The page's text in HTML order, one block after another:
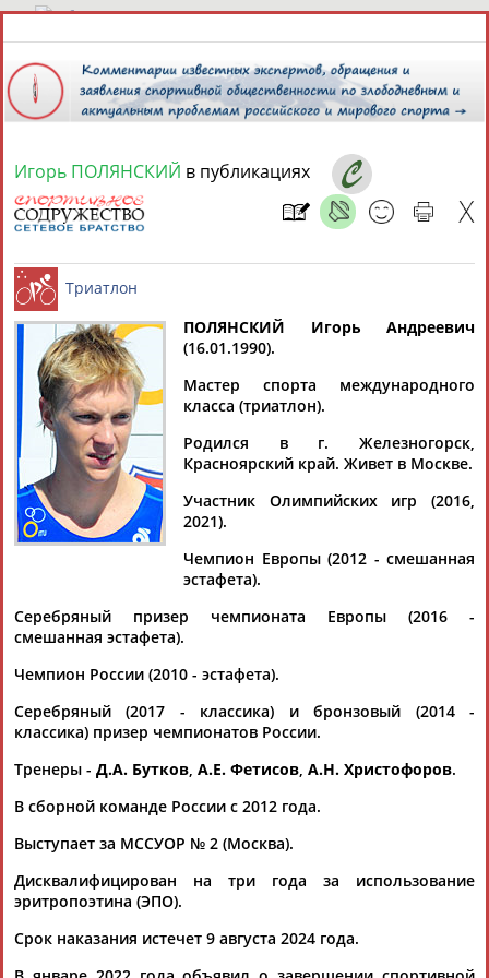
9 августа 2026 года,12:31
2персоны
Игорь
ПОЛЯНСКИЙ
Игорь
ПОЛЯНСКИЙ
Ваш запрос: "Игорь ПОЛЯНСКИЙ"
Документы 1-10 из 29 найденных уникальных документов
1 2 3
Триатлонисты Турбаевский, Полянский и Брюханов не будут
продолжать карьеру
Дисквалифицированные за употребление эритропоэтина
триатлонистыИгорь Полянский, Владимир Турбаевский и
"Дисквалифицированные триатлонисты [Полянский,
Брюханов и Турбаевский] не будут продолжать свою...
28.01.2022
Международный союз триатлона ввел санкции против
нарушениями
года),Игорь Полянский(три года) и Владимир Турбаевский
(четыре года). ...
13.12.2021
Игорь ПОЛЯНСКИЙ в публикациях
Триатлон
ПОЛЯНСКИЙ Игорь Андреевич
(16.01.1990).
Мастер спорта международного
класса (триатлон).
Родился в г. Железногорск,
Красноярский край. Живет в Москве.
Участник Олимпийских игр (2016,
2021).
Чемпион Европы (2012 - смешанная
эстафета).
Серебряный призер чемпионата Европы (2016 -
смешанная эстафета).
Чемпион России (2010 - эстафета).
Серебряный (2017 - классика) и бронзовый (2014 -
классика) призер чемпионатов России.
Тренеры - Д.А. Бутков, А.Е. Фетисов, А.Н. Христофоров.
В сборной команде России с 2012 года.
Выступает за МССУОР № 2 (Москва).
Дисквалифицирован на три года за использование
эритропоэтина (ЭПО).
Срок наказания истечет 9 августа 2024 года.